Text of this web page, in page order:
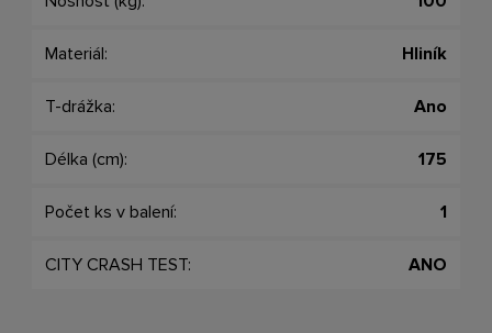
Materiál: Hliník
T-drážka: Ano
Délka (cm): 175
Počet ks v balení: 1
CITY CRASH TEST: ANO